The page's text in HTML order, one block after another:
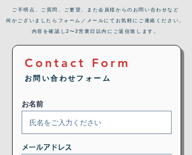
​ご不明点、ご質問、ご要望、また会員様からのお問い合わせなど
何かございましたらフォーム／メールにてお気軽にご連絡ください。
内容を確認し2〜3営業日以内にご返信致します。
Contact Form
お問い合わせフォーム
お名前
メールアドレス